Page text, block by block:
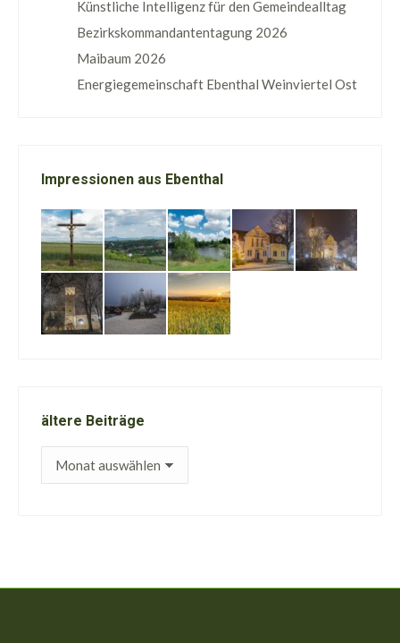
Künstliche Intelligenz für den Gemeindealltag
Bezirkskommandantentagung 2026
Maibaum 2026
Energiegemeinschaft Ebenthal Weinviertel Ost
Impressionen aus Ebenthal
ältere Beiträge
ältere